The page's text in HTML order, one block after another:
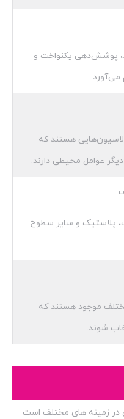
پوشش‌دهی یکنواخت و
می‌آورد.
هستند که
پلاستیک و سایر سطوح
موجود هستند که
شوند.
در زمینه های مختلف است